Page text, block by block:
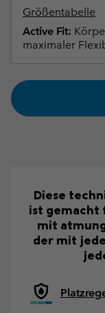
Größentabelle
Active Fit:
maximaler
Diese
ist gemacht
mit
der mit